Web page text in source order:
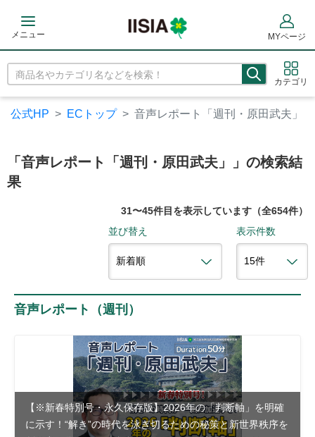
メニュー
カテゴリ
MYページ
公式HP ECトップ 音声レポート「週刊・原田武夫」
「音声レポート「週刊・原田武夫」」の検索結
果
31〜45件目を表示しています（全654件）
並び替え
表示件数
音声レポート（週刊）
【※新春特別号・永久保存版】2026年の「判断軸」を明確
に示す！“解き”の時代を泳ぎ切るための秘策と新世界秩序を